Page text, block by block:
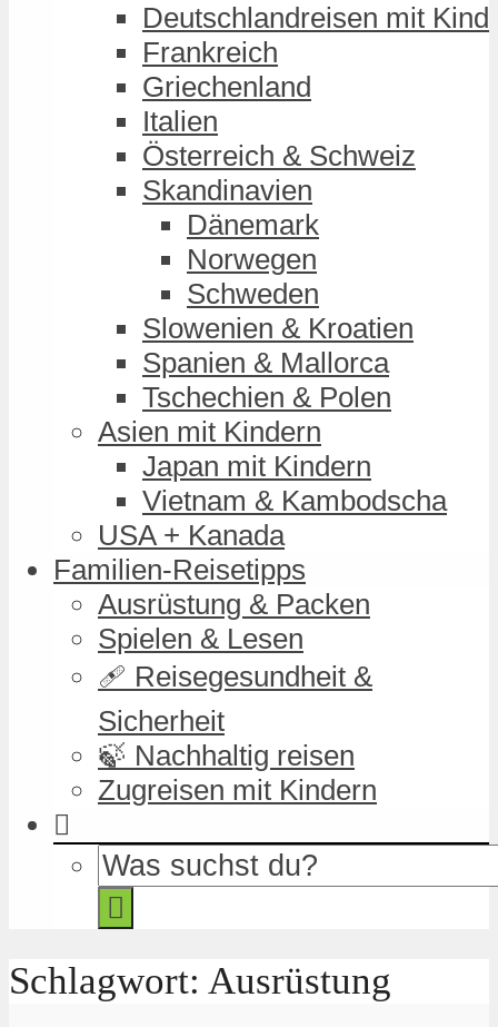
Deutschlandreisen mit Kind
Frankreich
Griechenland
Italien
Österreich & Schweiz
Skandinavien
Dänemark
Norwegen
Schweden
Slowenien & Kroatien
Spanien & Mallorca
Tschechien & Polen
Asien mit Kindern
Japan mit Kindern
Vietnam & Kambodscha
USA + Kanada
Familien-Reisetipps
Ausrüstung & Packen
Spielen & Lesen
🩹 Reisegesundheit &
Sicherheit
🍃 Nachhaltig reisen
Zugreisen mit Kindern
Schlagwort: Ausrüstung